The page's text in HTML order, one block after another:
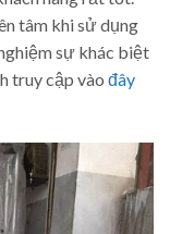
tâm khi sử dụng
sự khác biệt
truy cập vào đây